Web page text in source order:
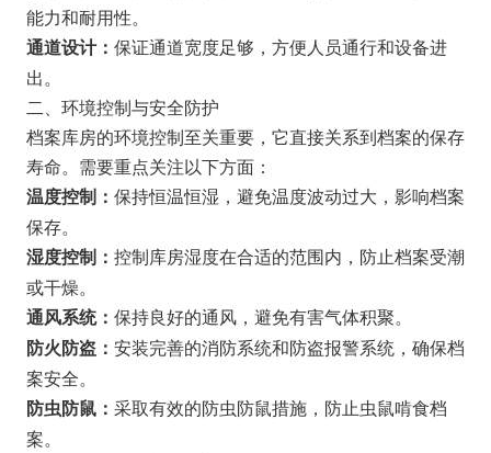
能力和耐用性。
通道设计： 保证通道宽度足够，方便人员通行和设备进
出。
二、环境控制与安全防护
档案库房的环境控制至关重要，它直接关系到档案的保存
寿命。需要重点关注以下方面：
温度控制： 保持恒温恒湿，避免温度波动过大，影响档案
保存。
湿度控制： 控制库房湿度在合适的范围内，防止档案受潮
或干燥。
通风系统： 保持良好的通风，避免有害气体积聚。
防火防盗： 安装完善的消防系统和防盗报警系统，确保档
案安全。
防虫防鼠： 采取有效的防虫防鼠措施，防止虫鼠啃食档
案。